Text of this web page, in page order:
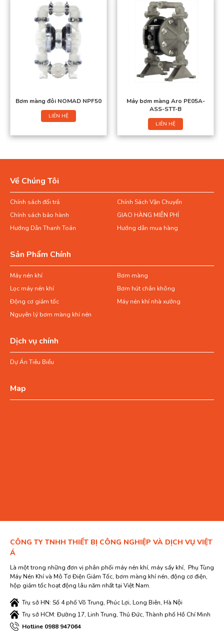
Bơm màng đôi NOMAD NPF50
LIÊN HỆ
Máy bơm màng Aro PE05A-
ASS-STT-B
LIÊN HỆ
Về Chúng Tôi
Chính sách đổi trả
Chính Sách Vận Chuyển
Chính sách bảo hành
GIAO HÀNG MIỄN PHÍ
Hướng Dẫn Thanh Toán
Hướng dẫn mua hàng
Sản Phẩm Chính
Máy nén khí
Bơm màng
Lọc máy nén khí
Bơm hút chân không
Động cơ giảm tốc
Máy nén khí nhà xưởng
Nguyên lý bơm màng khí nén
Dịch vụ chính
Dự Án Tiêu Biểu
Map
CÔNG TY TNHH THIẾT BỊ CÔNG NGHIỆP VÀ DỊCH VỤ VIỆT
Á
Là một trong những đơn vị phân phối máy nén khí, máy sấy khí, Phụ Tùng
Máy Nén Khí và Mô Tơ Điện Giảm Tốc, bơm màng khí nén, động cơ điện,
hộp giảm tốc hoạt động lâu năm nhất tại Việt Nam.
Trụ sở HN: Số 4 phố Võ Trung, Phúc Lợi, Long Biên, Hà Nội
Trụ sở HCM: Đường 17, Linh Trung, Thủ Đức, Thành phố Hồ Chí Minh
Hotline 0988 947064